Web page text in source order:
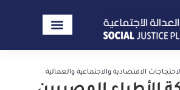
الاقتصادية والاجتماعية والعمالية